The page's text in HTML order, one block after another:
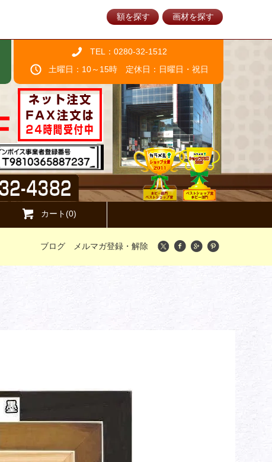
額を探す 画材を探す
TEL：0280-32-1512
土曜日：10～15時 定休日：日曜日・祝日
カート(0)
ブログ メルマガ登録・解除